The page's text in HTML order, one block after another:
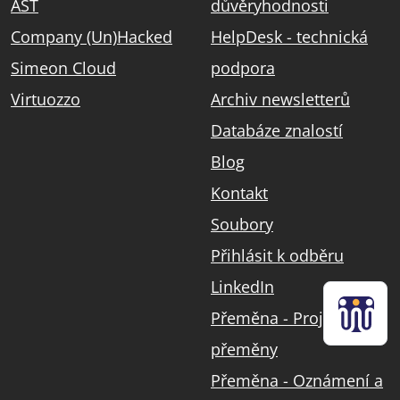
AST
Company (Un)Hacked
Simeon Cloud
Virtuozzo
důvěryhodnosti
HelpDesk - technická
podpora
Archiv newsletterů
Databáze znalostí
Blog
Kontakt
Soubory
Přihlásit k odběru
LinkedIn
Přeměna - Projekt
přeměny
Přeměna - Oznámení a